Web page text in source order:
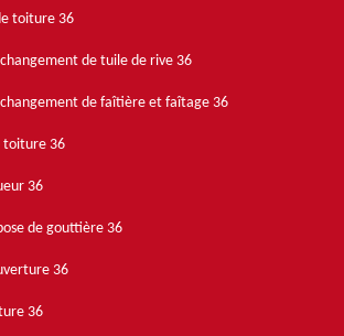
toiture 36
de tuile de rive 36
de faîtière et faîtage 36
toiture 36
36
de gouttière 36
36
36